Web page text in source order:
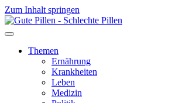
Zum Inhalt springen
Themen
Ernährung
Krankheiten
Leben
Medizin